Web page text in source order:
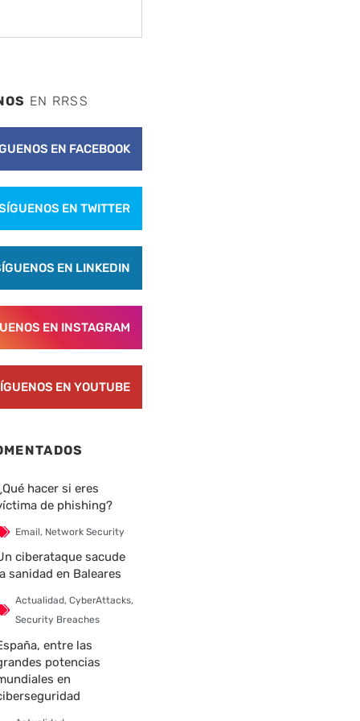
EN RRSS
EN FACEBOOK
EN TWITTER
EN LINKEDIN
EN INSTAGRAM
EN YOUTUBE
hacer si eres
de phishing?
Email, Network Security
ciberataque sacude
sanidad en Baleares
Actualidad, CyberAttacks,
Security Breaches
entre las
potencias
en